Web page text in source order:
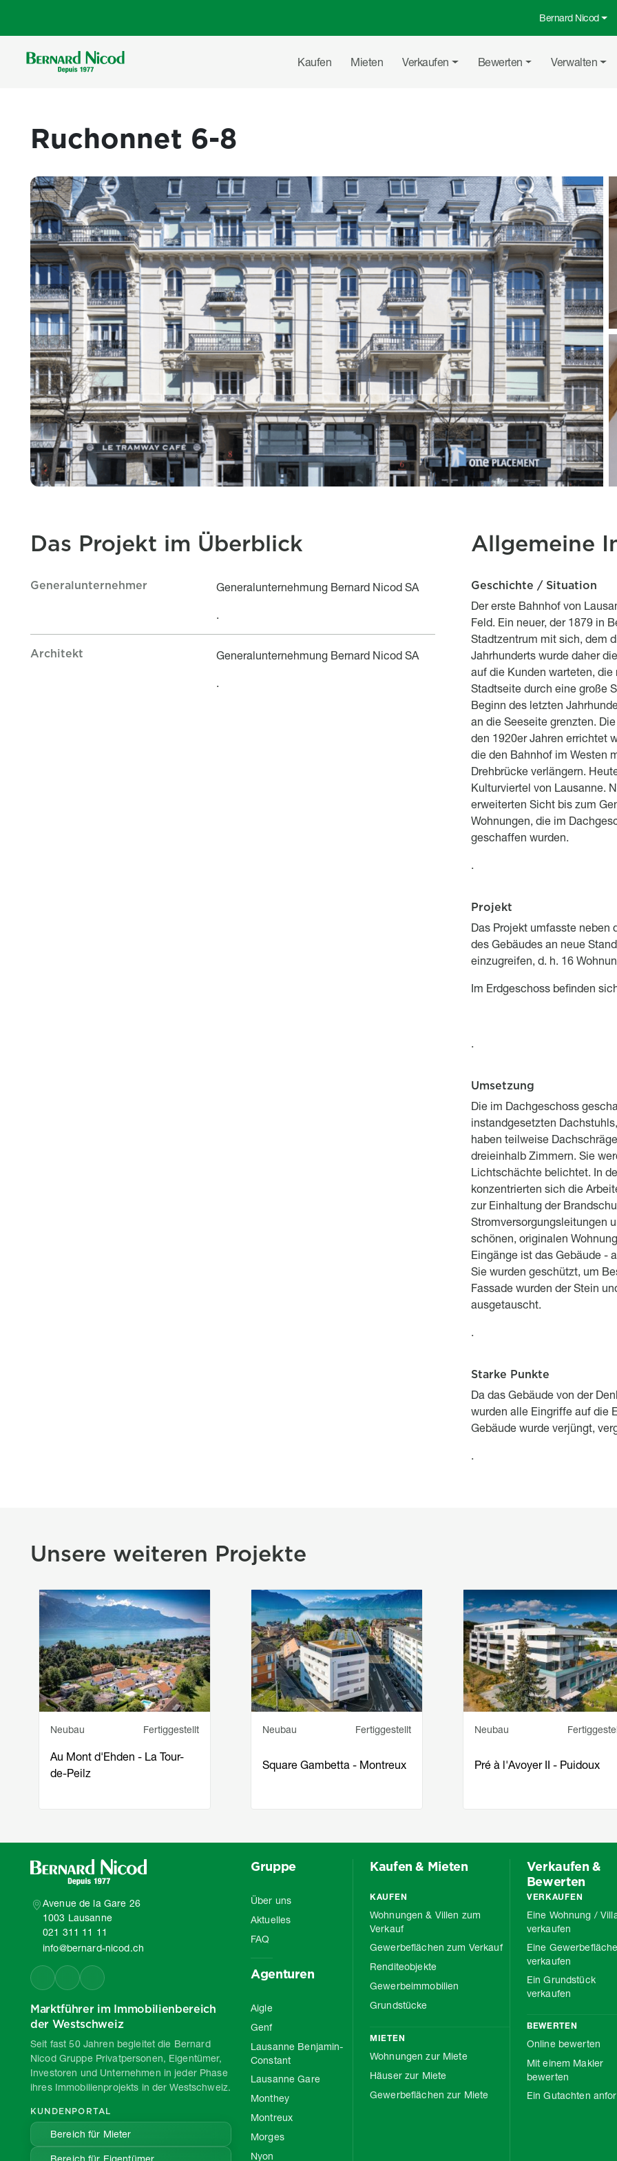
Top-Menü
Bernard Nicod
Hauptnavigation
Kaufen Mieten Verkaufen Bewerten Verwalten
Ruchonnet 6-8
Images
Das Projekt im Überblick
Le projet en bref
Titre
Generalunternehmer Description
Generalunternehmung Bernard Nicod SA
.
Titre
Architekt Description
Generalunternehmung Bernard Nicod SA
.
Allgemeine
Description
Titre
Geschichte / Situation
Description
Der erste Bahnhof von
Feld. Ein neuer, der 1879 in
Stadtzentrum mit sich, dem
Jahrhunderts wurde daher
auf die Kunden warteten,
Stadtseite durch eine große
Beginn des letzten
an die Seeseite grenzten.
den 1920er Jahren errichtet
die den Bahnhof im Westen
Drehbrücke verlängern.
Kulturviertel von Lausanne.
erweiterten Sicht bis zum
Wohnungen, die im
geschaffen wurden.
.
Titre
Projekt
Description
Das Projekt umfasste neben
des Gebäudes an neue
einzugreifen, d. h. 16
Im Erdgeschoss befinden
.
Titre
Umsetzung
Description
Die im Dachgeschoss
instandgesetzten
haben teilweise
dreieinhalb Zimmern. Sie
Lichtschächte belichtet. In
konzentrierten sich die
zur Einhaltung der
Stromversorgungsleitungen
schönen, originalen
Eingänge ist das Gebäude -
Sie wurden geschützt, um
Fassade wurden der Stein
ausgetauscht.
.
Titre
Starke Punkte
Description
Da das Gebäude von der
wurden alle Eingriffe auf die
Gebäude wurde verjüngt,
.
Titre section Projets mis en avant
Unsere weiteren Projekte
Image
Service principal
Neubau Statut
Fertiggestellt
Au Mont d'Ehden - La Tour-
de-Peilz
Image
Service principal
Neubau Statut
Fertiggestellt
Square Gambetta - Montreux
Image
Service principal
Neubau Statut
Pré à l'Avoyer II - Puidoux
Avenue de la Gare 26
1003 Lausanne
021 311 11 11
info@bernard-nicod.ch
Marktführer im Immobilienbereich
der Westschweiz
Seit fast 50 Jahren begleitet die Bernard
Nicod Gruppe Privatpersonen, Eigentümer,
Investoren und Unternehmen in jeder Phase
ihres Immobilienprojekts in der Westschweiz.
KUNDENPORTAL
Bereich für Mieter
Gruppe
Über uns
Aktuelles
FAQ
Agenturen
Aigle
Genf
Lausanne Benjamin-
Constant
Lausanne Gare
Monthey
Montreux
Morges
Nyon
Kaufen & Mieten
KAUFEN
Wohnungen & Villen zum
Verkauf
Gewerbeflächen zum Verkauf
Renditeobjekte
Gewerbeimmobilien
Grundstücke
MIETEN
Wohnungen zur Miete
Häuser zur Miete
Gewerbeflächen zur Miete
Verkaufen &
Bewerten
VERKAUFEN
Eine Wohnung /
verkaufen
Eine Gewerbefläche
verkaufen
Ein Grundstück
verkaufen
BEWERTEN
Online bewerten
Mit einem Makler
bewerten
Ein Gutachten